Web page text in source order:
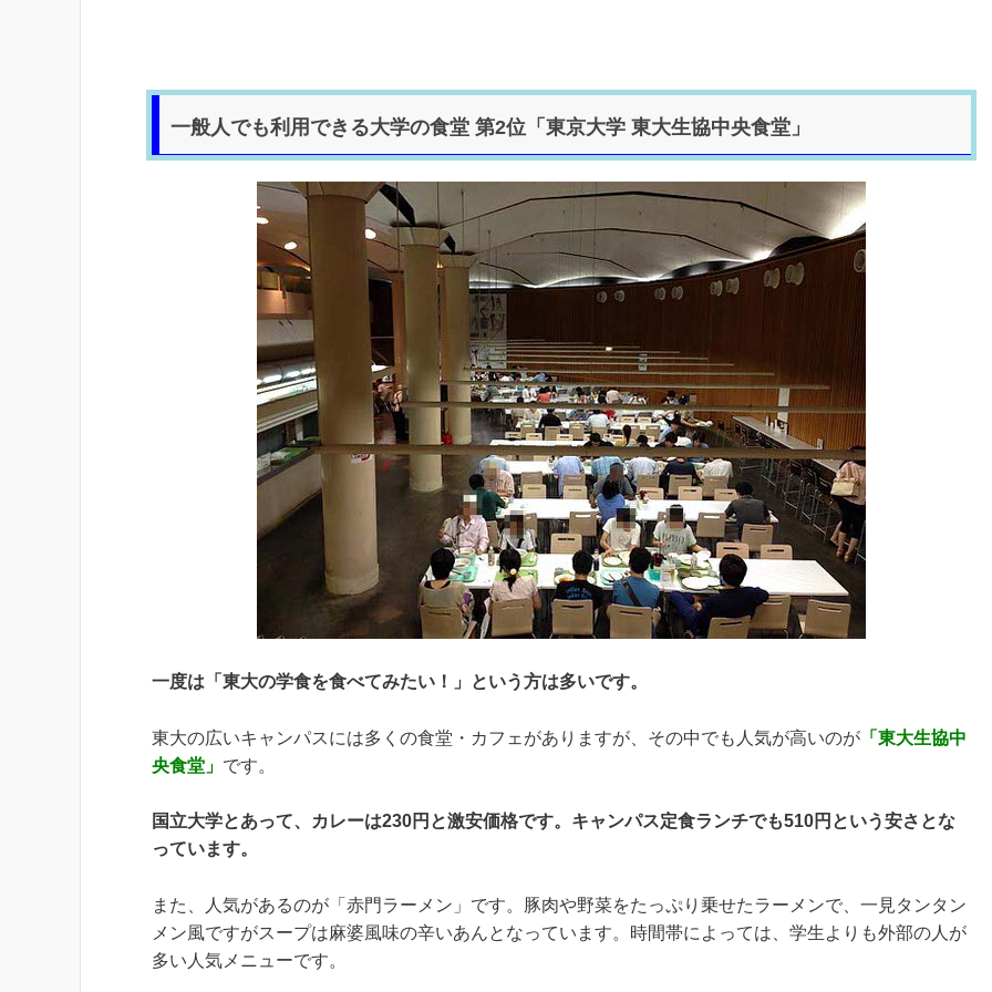
一般人でも利用できる大学の食堂 第2位「東京大学 東大生協中央食堂」
一度は「東大の学食を食べてみたい！」という方は多いです。
東大の広いキャンパスには多くの食堂・カフェがありますが、その中でも人気が高いのが 「東大生協中
央食堂」 です。
国立大学とあって、カレーは230円と激安価格です。キャンパス定食ランチでも510円という安さとな
っています。
また、人気があるのが「赤門ラーメン」です。豚肉や野菜をたっぷり乗せたラーメンで、一見タンタン
メン風ですがスープは麻婆風味の辛いあんとなっています。時間帯によっては、学生よりも外部の人が
多い人気メニューです。